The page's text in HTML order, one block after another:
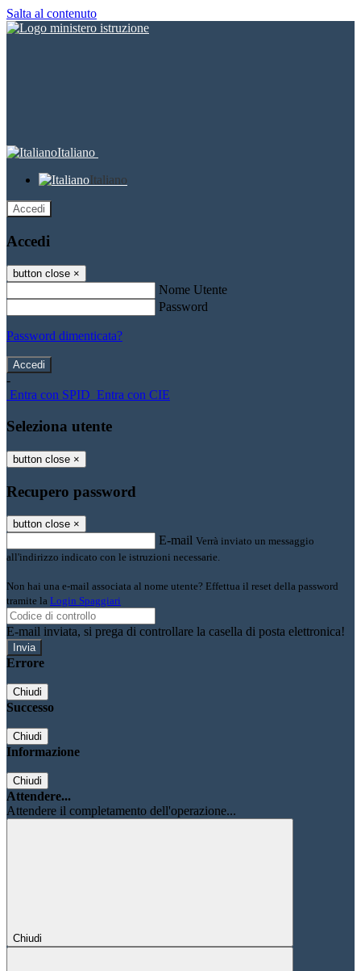
Salta al contenuto
Italiano
Italiano
Accedi
Accedi
button close ×
Nome Utente
Password
Password dimenticata?
-
Entra con SPID Entra con CIE
Seleziona utente
button close ×
Recupero password
button close ×
E-mail Verrà inviato un messaggio
all'indirizzo indicato con le istruzioni necessarie.
Non hai una e-mail associata al nome utente? Effettua il reset della password
tramite la Login Spaggiari
E-mail inviata, si prega di controllare la casella di posta elettronica!
Errore
Chiudi
Successo
Chiudi
Informazione
Chiudi
Attendere...
Attendere il completamento dell'operazione...
Chiudi